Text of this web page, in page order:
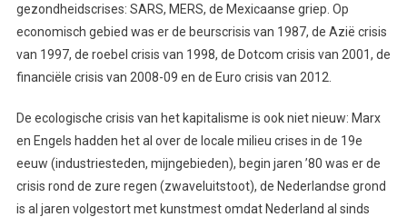
gezondheidscrises: SARS, MERS, de Mexicaanse griep. Op
economisch gebied was er de beurscrisis van 1987, de Azië crisis
van 1997, de roebel crisis van 1998, de Dotcom crisis van 2001, de
financiële crisis van 2008-09 en de Euro crisis van 2012.
De ecologische crisis van het kapitalisme is ook niet nieuw: Marx
en Engels hadden het al over de locale milieu crises in de 19e
eeuw (industriesteden, mijngebieden), begin jaren ’80 was er de
crisis rond de zure regen (zwaveluitstoot), de Nederlandse grond
is al jaren volgestort met kunstmest omdat Nederland al sinds